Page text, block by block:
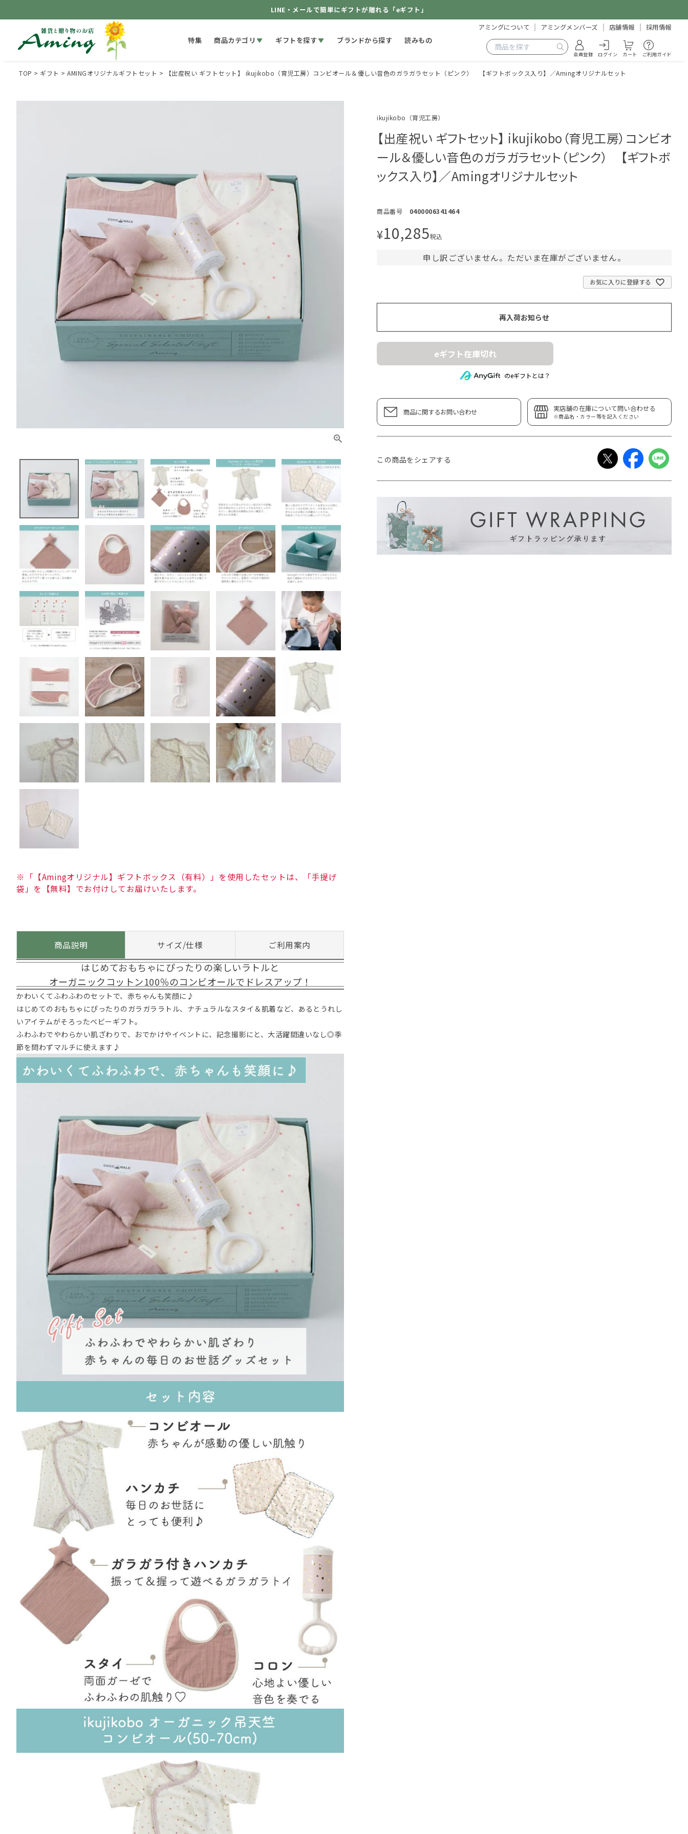
LINE・メールで簡単にギフトが贈れる「eギフト」
特集 商品カテゴリ ギフトを探す ブランドから探す 読みもの
アミングについて アミングメンバーズ 店舗情報 採用情報
会員登録 ログイン カート ご利用ガイド
TOP ギフト AMINGオリジナルギフトセット 【出産祝い ギフトセット】 ikujikobo（育児工房）コンビオール＆優しい音色のガラガラセット（ピンク） 【ギフトボックス入り】／Amingオリジナルセット
※「【Amingオリジナル】ギフトボックス（有料）」を使用したセットは、「手提げ
袋」を【無料】でお付けしてお届けいたします。
商品説明 サイズ/仕様 ご利用案内
はじめておもちゃにぴったりの楽しいラトルと
オーガニックコットン100％のコンビオールでドレスアップ！
かわいくてふわふわのセットで、赤ちゃんも笑顔に♪
はじめてのおもちゃにぴったりのガラガララトル、ナチュラルなスタイ＆肌着など、あるとうれし
いアイテムがそろったベビーギフト。
ふわふわでやわらかい肌ざわりで、おでかけやイベントに、記念撮影にと、大活躍間違いなし◎季
節を問わずマルチに使えます♪
ikujikobo（育児工房）
【出産祝い ギフトセット】 ikujikobo（育児工房）コンビオ
ール＆優しい音色のガラガラセット（ピンク） 【ギフトボ
ックス入り】／Amingオリジナルセット
商品番号 0400006341464
¥10,285税込
申し訳ございません。ただいま在庫がございません。
お気に入りに登録する
再入荷お知らせ
eギフト在庫切れ
のeギフトとは？
商品に関するお問い合わせ 実店舗の在庫について問い合わせる
※商品名・カラー等を記入ください
この商品をシェアする